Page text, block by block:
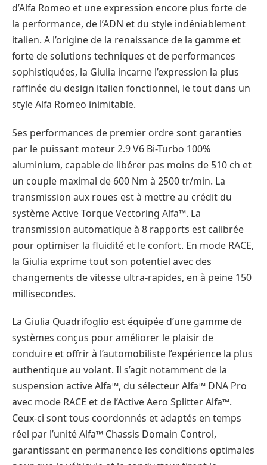
d’Alfa Romeo et une expression encore plus forte de
la performance, de l’ADN et du style indéniablement
italien. A l’origine de la renaissance de la gamme et
forte de solutions techniques et de performances
sophistiquées, la Giulia incarne l’expression la plus
raffinée du design italien fonctionnel, le tout dans un
style Alfa Romeo inimitable.
Ses performances de premier ordre sont garanties
par le puissant moteur 2.9 V6 Bi-Turbo 100%
aluminium, capable de libérer pas moins de 510 ch et
un couple maximal de 600 Nm à 2500 tr/min. La
transmission aux roues est à mettre au crédit du
système Active Torque Vectoring Alfa™. La
transmission automatique à 8 rapports est calibrée
pour optimiser la fluidité et le confort. En mode RACE,
la Giulia exprime tout son potentiel avec des
changements de vitesse ultra-rapides, en à peine 150
millisecondes.
La Giulia Quadrifoglio est équipée d’une gamme de
systèmes conçus pour améliorer le plaisir de
conduire et offrir à l’automobiliste l’expérience la plus
authentique au volant. Il s’agit notamment de la
suspension active Alfa™, du sélecteur Alfa™ DNA Pro
avec mode RACE et de l’Active Aero Splitter Alfa™.
Ceux-ci sont tous coordonnés et adaptés en temps
réel par l’unité Alfa™ Chassis Domain Control,
garantissant en permanence les conditions optimales